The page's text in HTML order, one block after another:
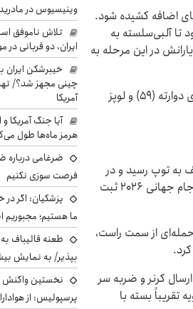
اضافه کشیده شود.
تا آلبی‌سلسته به
و یارانش در این مرحله به
لیونل مسی (۲۹)، لیساندرو مارتینس (۹۳) و کریستین رومرو (۱۱۱) برای آرژانتین و دروی دوارته (۵۹) و لوپز
به توپ رسید و در
مصاف تک به تک با دروازه‌بان توپ را به تور چسباند. بدین ترتیب هفتمین گل او در جام جهانی ۲۰۲۶ ثبت
حمله‌ای از سمت راست،
ارسال کرنر و ضربه سر
تقریباً بسته با
وینیسیوس در
تلاش ناموفق
ایران، دو قربانی
خیبرشکن ایران
چینی مجهز شد؟/
آمریکا
آیا جنگ آمریکا
هرمز ماه‌ها طول
ضرغامی درباره
فرصت سوزی نکنیم
پزشکیان: اگر
ما هستیم؛ مجبوریم
طعنه قالیباف
بپذیر/ به نمایش
نخستین واکنش
پرسپولیس: از